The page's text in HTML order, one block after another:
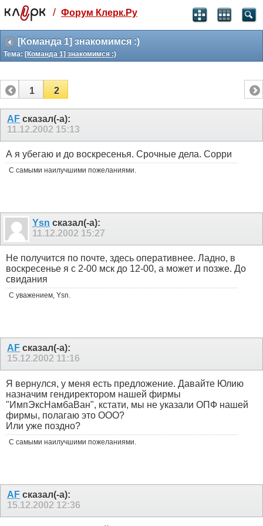
Святые угодники, Клерк без рекламы
прекрасен:)
месяц
3 месяца
259 ₽
-10%
полгода
499 ₽
-15%
Отмена Оплатить
/ Форум Клерк.Ру
[Команда 1] знакомимся :)
Тема: [Команда 1] знакомимся :)
1 2
AF сказал(-а):
11.12.2002 15:13
А я убегаю и до воскресенья. Срочные дела. Сорри
С самыми наилучшими пожеланиями.
Ysn сказал(-а):
11.12.2002 15:27
Не получится по почте, здесь оперативнее. Ладно, в
воскресенье я с 2-00 мск до 12-00, а может и позже. До
свидания
С уважением, Ysn.
AF сказал(-а):
15.12.2002 11:16
Я вернулся, у меня есть предложение. Давайте Юлию
назначим гендиректором нашей фирмы
"ИмпЭксНамбаВан", кстати, мы не указали ОПФ нашей
фирмы, полагаю это ООО?
Или уже поздно?
С самыми наилучшими пожеланиями.
AF сказал(-а):
15.12.2002 12:36